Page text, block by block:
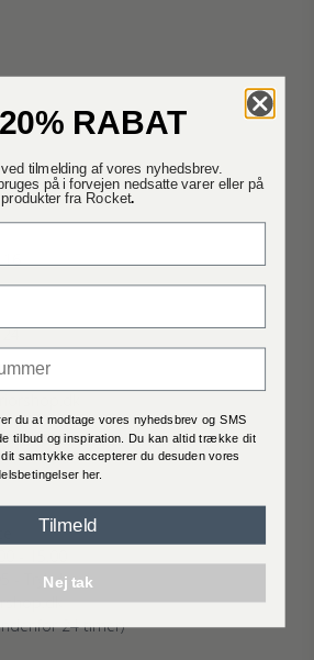
Kontakt os
- 15.00
- Tryk 1
24 timer)
RABAT
tilmelding af vores nyhedsbrev.
på i forvejen nedsatte varer eller på
produkter fra Rocket.
du at modtage vores nyhedsbrev og SMS
tilbud og inspiration. Du kan altid trække dit
samtykke accepterer du desuden vores
her.
Tilmeld
Nej tak